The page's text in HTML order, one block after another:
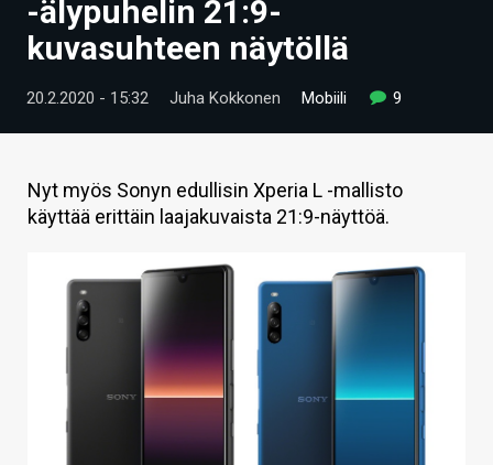
VIDEOT
TECHBBS
HINTA.FI
KAUPPA
VAIHDA TEEMA
HAKU
-älypuhelin 21:9-
kuvasuhteen näytöllä
20.2.2020 - 15:32 Juha Kokkonen Mobiili 9
Nyt myös Sonyn edullisin Xperia L -mallisto
käyttää erittäin laajakuvaista 21:9-näyttöä.